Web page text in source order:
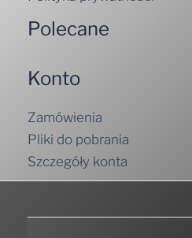
Polecane
Konto
Zamówienia
Pliki do pobrania
Szczegóły konta